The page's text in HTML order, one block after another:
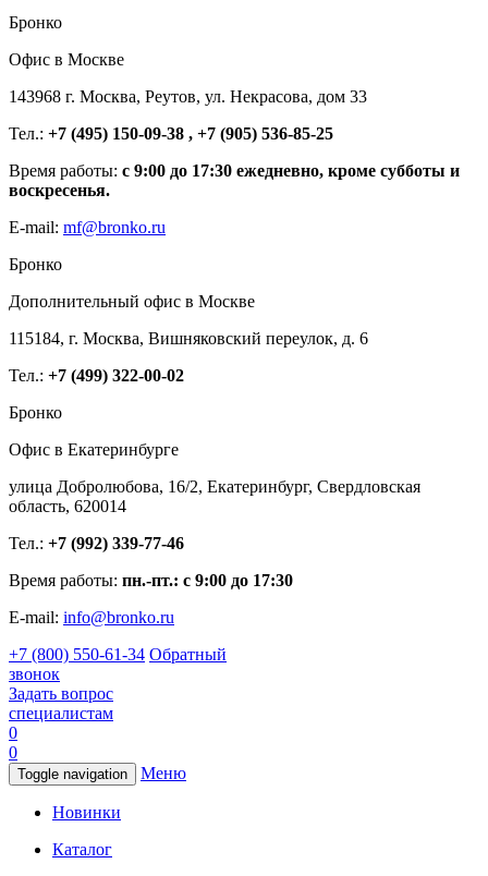
Бронко
Офис в Москве
143968 г. Москва, Реутов, ул. Некрасова, дом 33
Тел.: +7 (495) 150-09-38 , +7 (905) 536-85-25
Время работы: с 9:00 до 17:30 ежедневно, кроме субботы и
воскресенья.
E-mail: mf@bronko.ru
Бронко
Дополнительный офис в Москве
115184, г. Москва, Вишняковский переулок, д. 6
Тел.: +7 (499) 322-00-02
Бронко
Офис в Екатеринбурге
улица Добролюбова, 16/2, Екатеринбург, Свердловская
область, 620014
Тел.: +7 (992) 339-77-46
Время работы: пн.-пт.: с 9:00 до 17:30
E-mail: info@bronko.ru
+7 (800) 550-61-34 Обратный
звонок
Задать вопрос
специалистам
0
0
Toggle navigation Меню
Новинки
Каталог